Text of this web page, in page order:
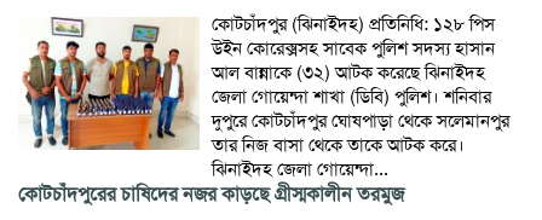
কোটচাঁদপুর (ঝিনাইদহ) প্রতিনিধি: ১২৮ পিস
উইন কোরেক্সসহ সাবেক পুলিশ সদস্য হাসান
আল বান্নাকে (৩২) আটক করেছে ঝিনাইদহ
জেলা গোয়েন্দা শাখা (ডিবি) পুলিশ। শনিবার
দুপুরে কোটচাঁদপুর ঘোষপাড়া থেকে সলেমানপুর
তার নিজ বাসা থেকে তাকে আটক করে।
ঝিনাইদহ জেলা গোয়েন্দা...
কোটচাঁদপুরের চাষিদের নজর কাড়ছে গ্রীস্মকালীন তরমুজ